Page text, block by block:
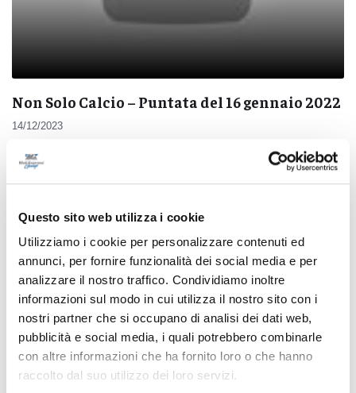
Questo sito web utilizza i cookie
Utilizziamo i cookie per personalizzare contenuti ed
annunci, per fornire funzionalità dei social media e per
analizzare il nostro traffico. Condividiamo inoltre
informazioni sul modo in cui utilizza il nostro sito con i
nostri partner che si occupano di analisi dei dati web,
pubblicità e social media, i quali potrebbero combinarle
con altre informazioni che ha fornito loro o che hanno
raccolto dal suo utilizzo dei loro servizi.
Non Solo Calcio – Puntata del 16 gennaio 2022
14/12/2023